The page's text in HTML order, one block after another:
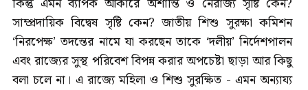
সাম্প্রদায়িক বিদ্বেষ সৃষ্টি কেন? জাতীয় শিশু সুরক্ষা কমিশন
‘নিরপেক্ষ’ তদন্তের নামে যা করছেন তাকে ‘দলীয়’ নির্দেশপালন
এবং রাজ্যের সুস্থ পরিবেশ বিপন্ন করার অপচেষ্টা ছাড়া আর কিছু
বলা চলে না। এ রাজ্যে মহিলা ও শিশু সুরক্ষিত - এমন অন্যায্য